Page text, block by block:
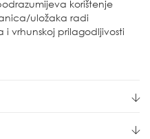
korištenje
uložaka radi
i vrhunskoj prilagodljivosti